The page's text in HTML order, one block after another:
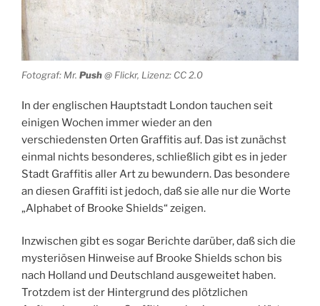
Fotograf: Mr. Push@ Flickr, Lizenz: CC 2.0
In der englischen Hauptstadt London tauchen seit
einigen Wochen immer wieder an den
verschiedensten Orten Graffitis auf. Das ist zunächst
einmal nichts besonderes, schließlich gibt es in jeder
Stadt Graffitis aller Art zu bewundern. Das besondere
an diesen Graffiti ist jedoch, daß sie alle nur die Worte
„Alphabet of Brooke Shields“ zeigen.
Inzwischen gibt es sogar Berichte darüber, daß sich die
mysteriösen Hinweise auf Brooke Shields schon bis
nach Holland und Deutschland ausgeweitet haben.
Trotzdem ist der Hintergrund des plötzlichen